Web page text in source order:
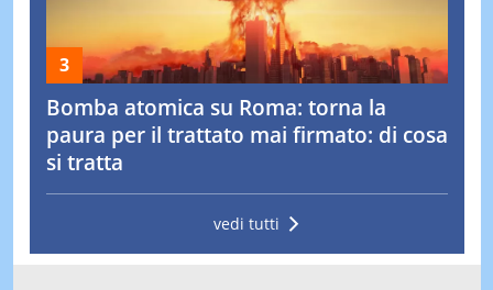
Bomba atomica su Roma: torna la
paura per il trattato mai firmato: di cosa
si tratta
vedi tutti